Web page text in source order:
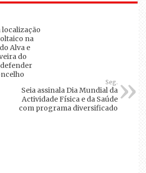
na
Alva e
do
Seg.
Seia assinala Dia Mundial da
Actividade Física e da Saúde
com programa diversificado